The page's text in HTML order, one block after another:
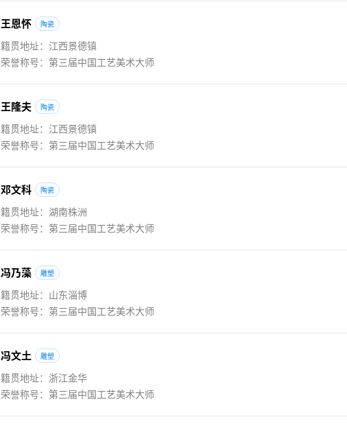
王恩怀 陶瓷
籍贯地址：江西景德镇
荣誉称号：第三届中国工艺美术大师
王隆夫 陶瓷
籍贯地址：江西景德镇
荣誉称号：第三届中国工艺美术大师
邓文科 陶瓷
籍贯地址：湖南株洲
荣誉称号：第三届中国工艺美术大师
冯乃藻 雕塑
籍贯地址：山东淄博
荣誉称号：第三届中国工艺美术大师
冯文土 雕塑
籍贯地址：浙江金华
荣誉称号：第三届中国工艺美术大师